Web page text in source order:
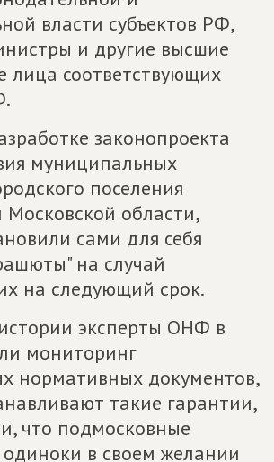
власти субъектов РФ,
и другие высшие
лица соответствующих
законопроекта
муниципальных
поселения
Московской области,
сами для себя
на случай
на следующий срок.
эксперты ОНФ в
мониторинг
нормативных документов,
такие гарантии,
что подмосковные
в своем желании